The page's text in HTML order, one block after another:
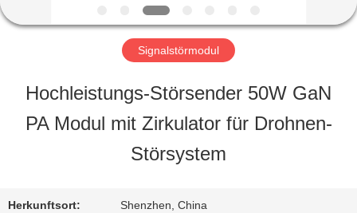
UNS
QUALITÄTSKONTROLLE
Signalstörmodul
Hochleistungs-Störsender 50W GaN
PA Modul mit Zirkulator für Drohnen-
Störsystem
Herkunftsort: Shenzhen, China